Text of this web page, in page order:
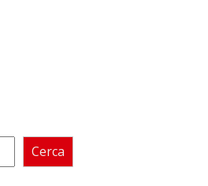
Cerca